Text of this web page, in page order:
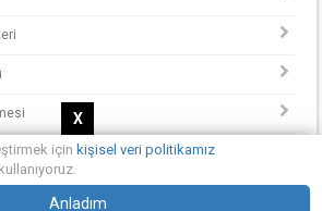
Copyright 2013 - 2025.
için kişisel veri politikamız
Anladım
X